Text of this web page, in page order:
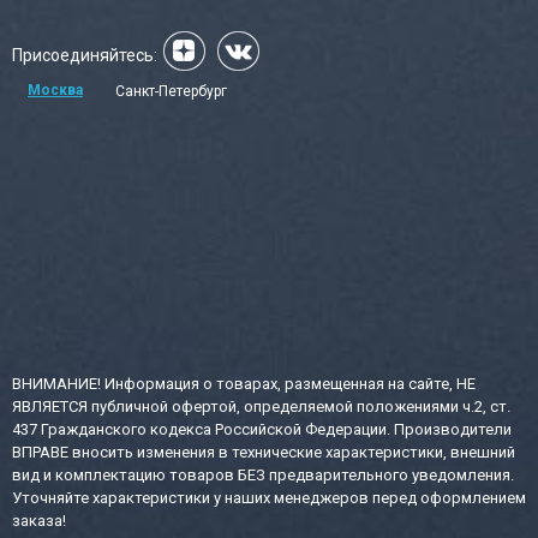
Присоединяйтесь:
Москва Санкт-Петербург
ВНИМАНИЕ! Информация о товарах, размещенная на сайте, НЕ
ЯВЛЯЕТСЯ публичной офертой, определяемой положениями ч.2, ст.
437 Гражданского кодекса Российской Федерации. Производители
ВПРАВЕ вносить изменения в технические характеристики, внешний
вид и комплектацию товаров БЕЗ предварительного уведомления.
Уточняйте характеристики у наших менеджеров перед оформлением
заказа!